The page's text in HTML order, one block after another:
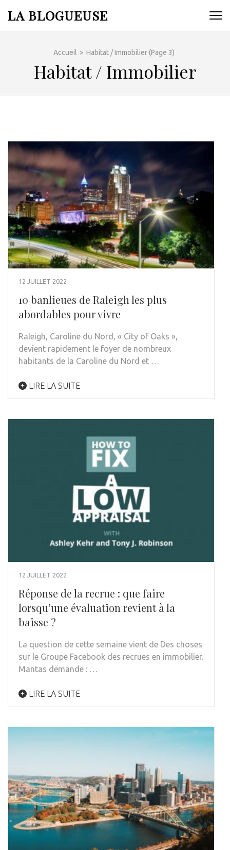
auLA BLOGUEUSE
Accueil > Habitat / Immobilier(Page 3)
Habitat / Immobilier
12 JUILLET 2022
10 banlieues de Raleigh les plus
abordables pour vivre
Raleigh, Caroline du Nord, « City of Oaks »,
devient rapidement le foyer de nombreux
habitants de la Caroline du Nord et …
LIRE LA SUITE
12 JUILLET 2022
Réponse de la recrue : que faire
lorsqu’une évaluation revient à la
baisse ?
La question de cette semaine vient de Des choses
sur le Groupe Facebook des recrues en immobilier.
Mantas demande : …
LIRE LA SUITE